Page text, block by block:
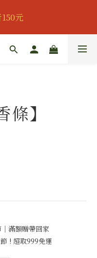
即可獲得滿額贈｜會
扣👔
元
即可獲得滿額贈｜會
扣👔
條】
滿額贈帶回家
! 超取999免運